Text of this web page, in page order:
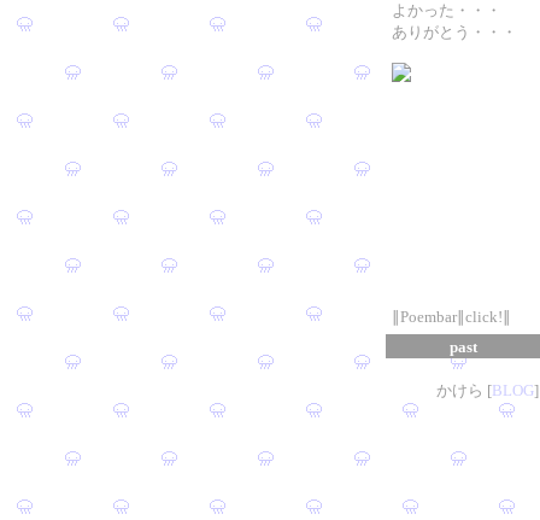
よかった・・・
ありがとう・・・
∥Poembar∥click!∥
past
かけら [BLOG